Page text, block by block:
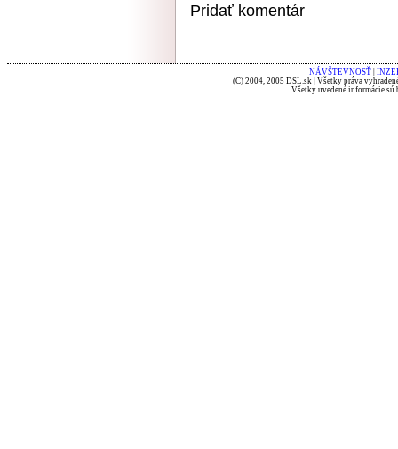
Pridať komentár
NÁVŠTEVNOSŤ
(C) 2004, 2005 DSL.sk | Všetky práva
Všetky uvedené informácie sú